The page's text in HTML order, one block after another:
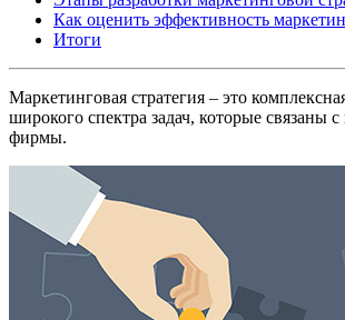
Как оценить эффективность
Итоги
Маркетинговая стратегия – это
широкого спектра задач, которые
фирмы.